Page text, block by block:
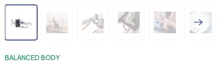
BALANCED BODY